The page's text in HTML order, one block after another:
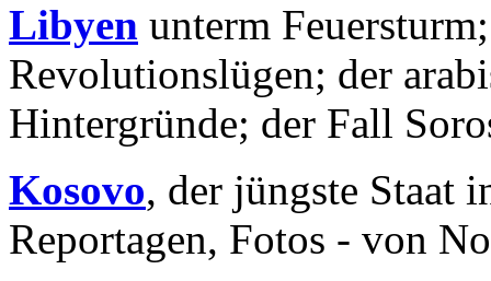
Libyen unterm
Revolutionslügen; der
Hintergründe; der Fall
Kosovo, der jüngste Staat
Reportagen, Fotos - von